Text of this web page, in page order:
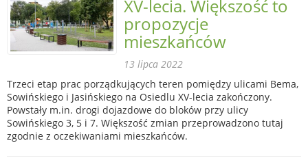
XV-lecia. Większość to
propozycje
mieszkańców
13 lipca 2022
Trzeci etap prac porządkujących teren pomiędzy ulicami Bema,
Sowińskiego i Jasińskiego na Osiedlu XV-lecia zakończony.
Powstały m.in. drogi dojazdowe do bloków przy ulicy
Sowińskiego 3, 5 i 7. Większość zmian przeprowadzono tutaj
zgodnie z oczekiwaniami mieszkańców.